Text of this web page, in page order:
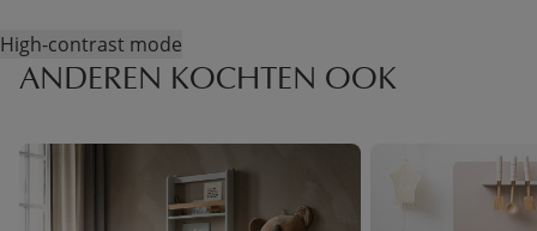
High-contrast mode
ANDEREN KOCHTEN OOK